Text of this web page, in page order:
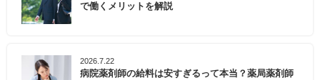
で働くメリットを解説
2026.7.22
病院薬剤師の給料は安すぎるって本当？薬局薬剤師